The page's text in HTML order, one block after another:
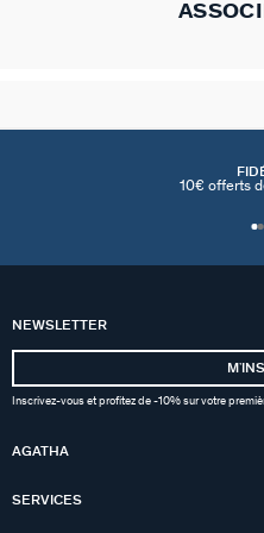
10€ offerts
NEWSLETTER
Inscrivez-vous et profitez de -10% sur votre
AGATHA
SERVICES